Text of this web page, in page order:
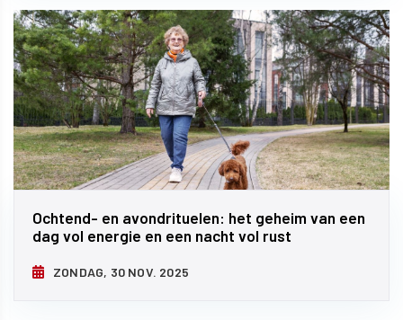
Ochtend- en avondrituelen: het geheim van een
dag vol energie en een nacht vol rust
ZONDAG, 30 NOV. 2025